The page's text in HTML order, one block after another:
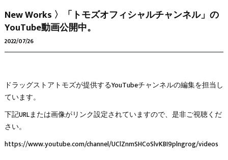
New Works 〉「トモズオフィシャルチャンネル」の
YouTube動画公開中。
2022/07/26
ドラッグストアトモズが提供するYouTubeチャンネルの編集を担当し
ています。
下記URLまたは画像がリンク設定されていますので、是非ご視聴くだ
さい。
https://www.youtube.com/channel/UClZnmSHCoSlvKBI9plngrog/videos